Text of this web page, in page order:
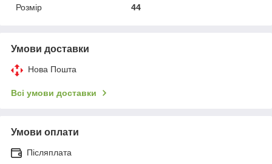
Розмір 44
Умови доставки
Нова Пошта
Всі умови доставки
Умови оплати
Післяплата